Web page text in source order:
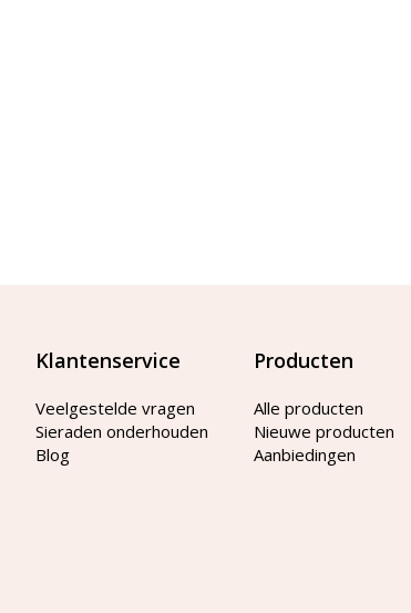
Klantenservice
Veelgestelde vragen
Sieraden onderhouden
Blog
Producten
Alle producten
Nieuwe producten
Aanbiedingen